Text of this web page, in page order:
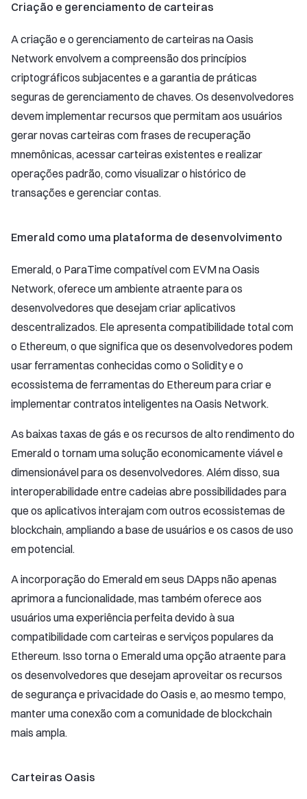
Criação e gerenciamento de carteiras
A criação e o gerenciamento de carteiras na Oasis
Network envolvem a compreensão dos princípios
criptográficos subjacentes e a garantia de práticas
seguras de gerenciamento de chaves. Os desenvolvedores
devem implementar recursos que permitam aos usuários
gerar novas carteiras com frases de recuperação
mnemônicas, acessar carteiras existentes e realizar
operações padrão, como visualizar o histórico de
transações e gerenciar contas.
Emerald como uma plataforma de desenvolvimento
Emerald, o ParaTime compatível com EVM na Oasis
Network, oferece um ambiente atraente para os
desenvolvedores que desejam criar aplicativos
descentralizados. Ele apresenta compatibilidade total com
o Ethereum, o que significa que os desenvolvedores podem
usar ferramentas conhecidas como o Solidity e o
ecossistema de ferramentas do Ethereum para criar e
implementar contratos inteligentes na Oasis Network.
As baixas taxas de gás e os recursos de alto rendimento do
Emerald o tornam uma solução economicamente viável e
dimensionável para os desenvolvedores. Além disso, sua
interoperabilidade entre cadeias abre possibilidades para
que os aplicativos interajam com outros ecossistemas de
blockchain, ampliando a base de usuários e os casos de uso
em potencial.
A incorporação do Emerald em seus DApps não apenas
aprimora a funcionalidade, mas também oferece aos
usuários uma experiência perfeita devido à sua
compatibilidade com carteiras e serviços populares da
Ethereum. Isso torna o Emerald uma opção atraente para
os desenvolvedores que desejam aproveitar os recursos
de segurança e privacidade do Oasis e, ao mesmo tempo,
manter uma conexão com a comunidade de blockchain
mais ampla.
Carteiras Oasis